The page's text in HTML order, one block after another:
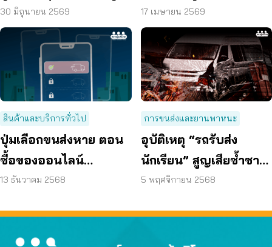
รับชดเชยรวมเกือบ 4
หมื่นบาท เคสสายสื่อสาร
เฉียดตาย–ฟันปลอม
เคี้ยวไม่ได้
30 มิถุนายน 2569
เลือก ร้อง กขค. เร่งตรวจ
สอบ
17 เมษายน 2569
สินค้าและบริการทั่วไป
ปุ่มเลือกขนส่งหาย ตอน
ซื้อของออนไลน์
แพลตฟอร์มเข้าข่าย
13 ธันวาคม 2568
การขนส่งและยานพาหนะ
อุบัติเหตุ “รถรับส่ง
นักเรียน” สูญเสียซ้ำซาก
ถึงเวลาต้องปฏิรูป
5 พฤศจิกายน 2568